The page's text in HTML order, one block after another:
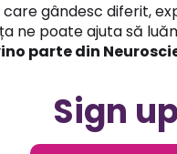
gândesc diferit,
ne poate ajuta să
parte din
Sign